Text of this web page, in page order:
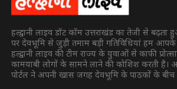
हल्द्वानी लाइव डॉट कॉम उत्तराखंड का तेजी से बढ़ता
पर देवभूमि से जुड़ी तमाम बड़ी गतिविधियां हम
हल्द्वानी लाइव की टीम राज्य के युवाओं से काफी
कामयाबी लोगों के सामने लाने की कोशिश करती है।
पोर्टल ने अपनी खास जगह देवभूमि के पाठकों के बीच